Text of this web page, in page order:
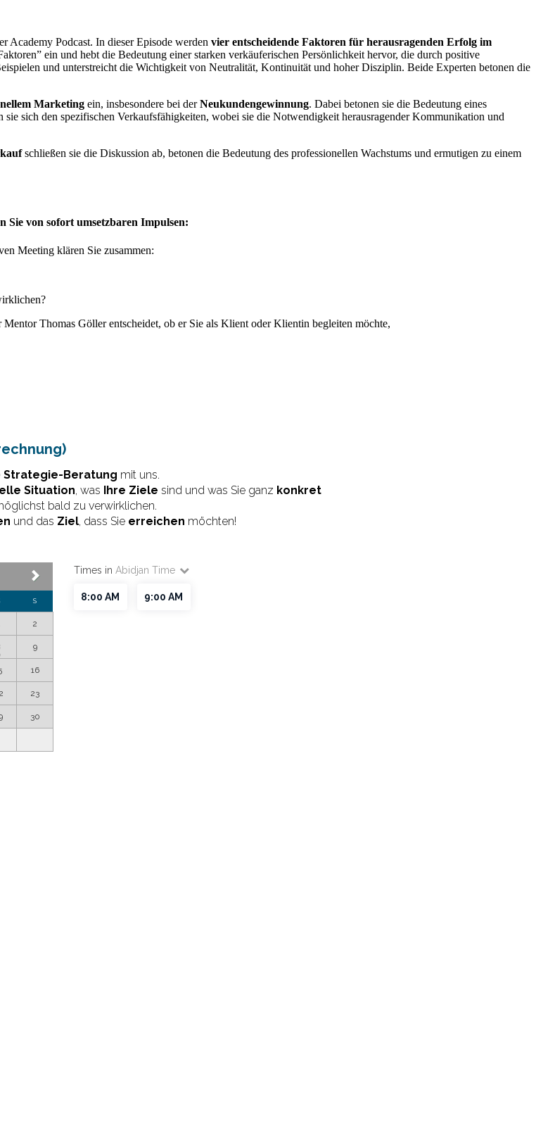
Academy Podcast. In dieser Episode werden vier entscheidende Faktoren für herausragenden Erfolg im
ein und hebt die Bedeutung einer starken verkäuferischen Persönlichkeit hervor, die durch positive
und unterstreicht die Wichtigkeit von Neutralität, Kontinuität und hoher Disziplin. Beide Experten betonen die
Marketing ein, insbesondere bei derNeukundengewinnung. Dabei betonen sie die Bedeutung eines
sie sich den spezifischen Verkaufsfähigkeiten, wobei sie die Notwendigkeit herausragender Kommunikation und
schließen sie die Diskussion ab, betonen die Bedeutung des professionellen Wachstums und ermutigen zu einem
Sie von sofort umsetzbaren Impulsen:
Meeting klären Sie zusammen:
Thomas Göller entscheidet, ob er Sie als Klient oder Klientin begleiten möchte,